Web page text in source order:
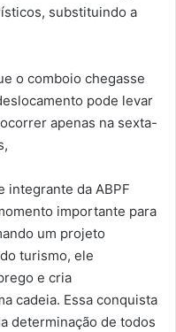
substituindo a
o comboio chegasse
pode levar
apenas na sexta-
integrante da ABPF
importante para
um projeto
turismo, ele
e cria
cadeia. Essa conquista
determinação de todos